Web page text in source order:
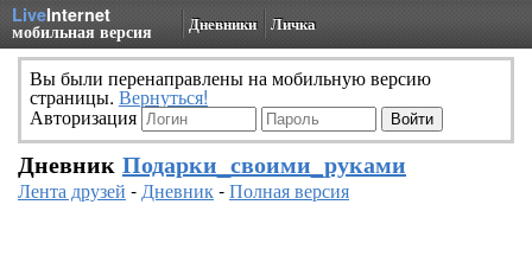
LiveInternet
мобильная версия Дневники Личка
Вы были перенаправлены на мобильную версию
страницы. Вернуться!
Авторизация
Дневник Подарки_своими_руками
Лента друзей -Дневник-Полная версия